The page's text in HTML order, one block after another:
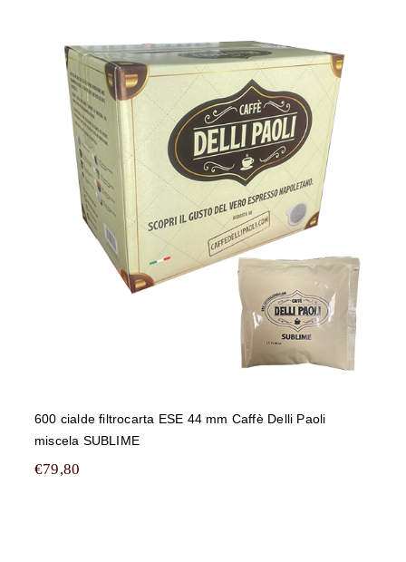
600 cialde filtrocarta ESE 44 mm
Caffè Delli Paoli miscela SUBLIME
600 cialde filtrocarta ESE 44 mm Caffè Delli Paoli
miscela SUBLIME
€79,80